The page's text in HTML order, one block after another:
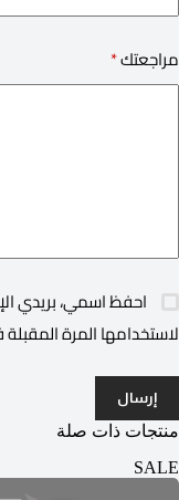
مراجعتك*
احفظ اسمي، بريدي
لاستخدامها المرة
إرسال
منتجات ذات صلة
SALE